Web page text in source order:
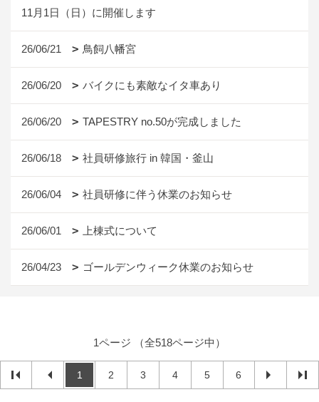
11月1日（日）に開催します
26/06/21 鳥飼八幡宮
26/06/20 バイクにも素敵なイタ車あり
26/06/20 TAPESTRY no.50が完成しました
26/06/18 社員研修旅行 in 韓国・釜山
26/06/04 社員研修に伴う休業のお知らせ
26/06/01 上棟式について
26/04/23 ゴールデンウィーク休業のお知らせ
1ページ （全518ページ中）
1 2 3 4 5 6